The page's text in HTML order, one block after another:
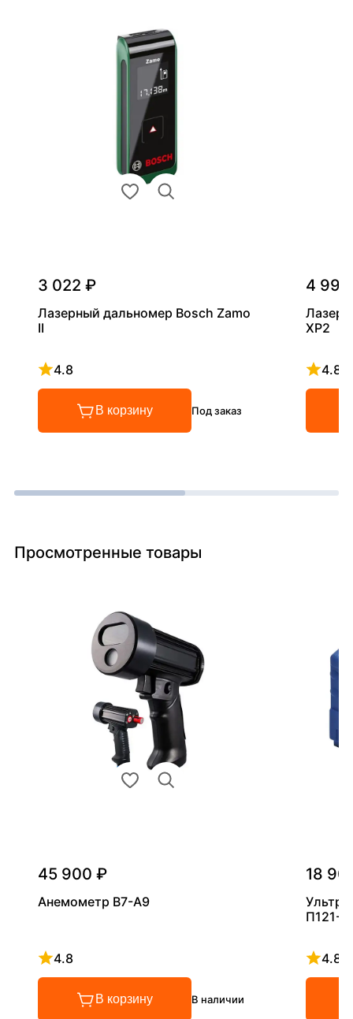
3 022 ₽
Лазерный дальномер Bosch Zamo
II
4.8
Рейтинг 4.8 из 5
В корзину Под заказ
4
XP2
4.8
Просмотренные товары
45 900 ₽
Анемометр В7-А9
4.8
Рейтинг 4.8 из 5
В корзину В наличии
18
П121-
4.8